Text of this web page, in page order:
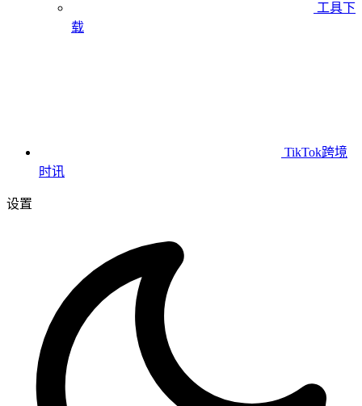
工具下
载
TikTok跨境
时讯
设置